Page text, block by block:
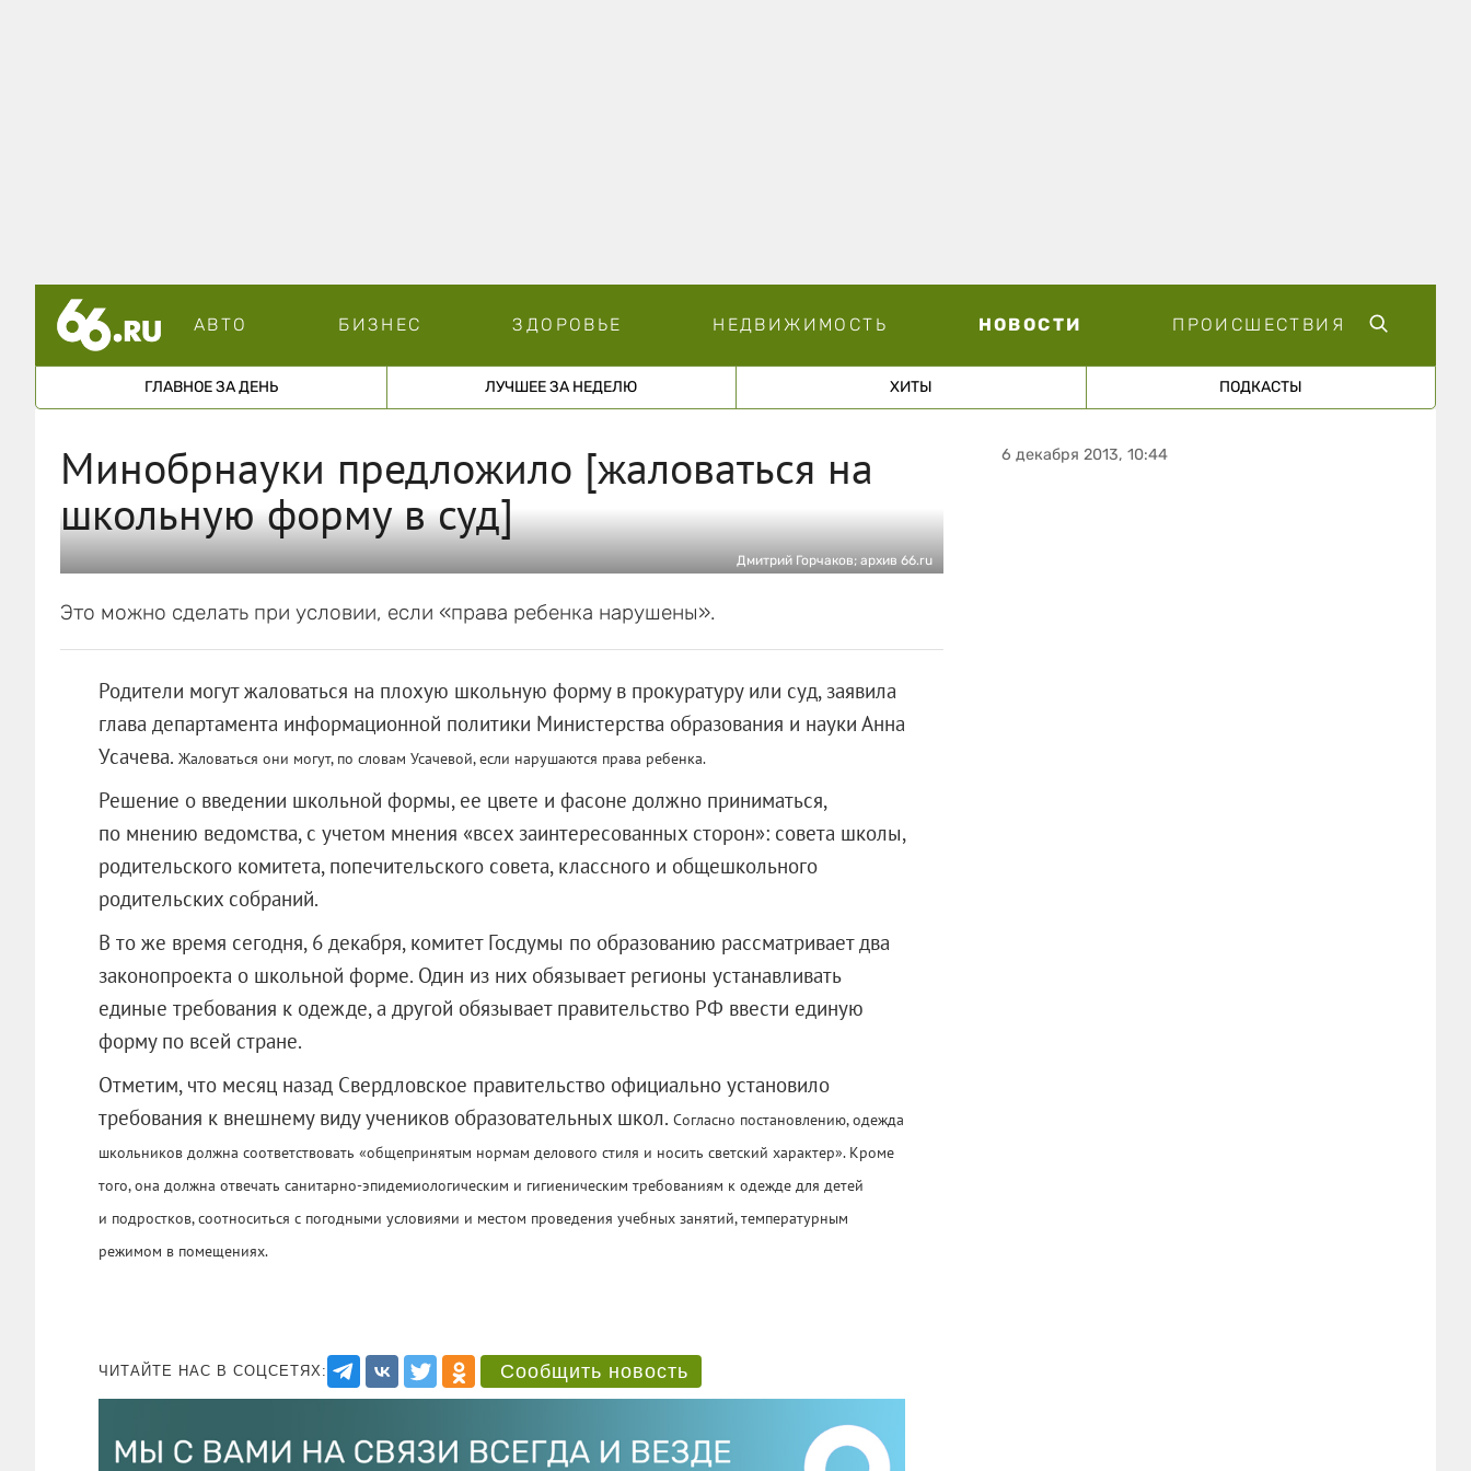
АВТО БИЗНЕС ЗДОРОВЬЕ НЕДВИЖИМОСТЬ НОВОСТИ ПРОИСШЕСТВИЯ
ГЛАВНОЕ ЗА ДЕНЬ ЛУЧШЕЕ ЗА НЕДЕЛЮ ХИТЫ ПОДКАСТЫ
Минобрнауки предложило [жаловаться на
школьную форму в суд]
Дмитрий Горчаков; архив 66.ru
Это можно сделать при условии, если «права ребенка нарушены».
Родители могут жаловаться на плохую школьную форму в прокуратуру или суд, заявила
глава департамента информационной политики Министерства образования и науки Анна
Усачева. Жаловаться они могут, по словам Усачевой, если нарушаются права ребенка.
Решение о введении школьной формы, ее цвете и фасоне должно приниматься,
по мнению ведомства, с учетом мнения «всех заинтересованных сторон»: совета школы,
родительского комитета, попечительского совета, классного и общешкольного
родительских собраний.
В то же время сегодня, 6 декабря, комитет Госдумы по образованию рассматривает два
законопроекта о школьной форме. Один из них обязывает регионы устанавливать
единые требования к одежде, а другой обязывает правительство РФ ввести единую
форму по всей стране.
Отметим, что месяц назад Свердловское правительство официально установило
требования к внешнему виду учеников образовательных школ. Согласно постановлению, одежда
школьников должна соответствовать «общепринятым нормам делового стиля и носить светский характер». Кроме
того, она должна отвечать санитарно-эпидемиологическим и гигиеническим требованиям к одежде для детей
и подростков, соотноситься с погодными условиями и местом проведения учебных занятий, температурным
режимом в помещениях.
ЧИТАЙТЕ НАС В СОЦСЕТЯХ: Сообщить новость
6 декабря 2013, 10:44